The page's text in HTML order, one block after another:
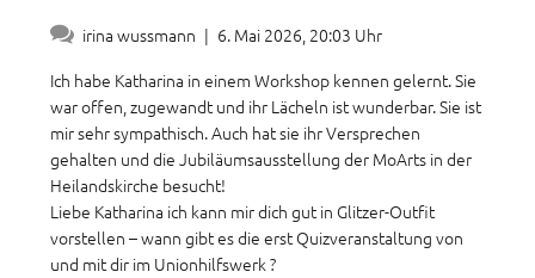
irina wussmann | 6. Mai 2026, 20:03 Uhr
Ich habe Katharina in einem Workshop kennen gelernt. Sie
war offen, zugewandt und ihr Lächeln ist wunderbar. Sie ist
mir sehr sympathisch. Auch hat sie ihr Versprechen
gehalten und die Jubiläumsausstellung der MoArts in der
Heilandskirche besucht!
Liebe Katharina ich kann mir dich gut in Glitzer-Outfit
vorstellen – wann gibt es die erst Quizveranstaltung von
und mit dir im Unionhilfswerk ?